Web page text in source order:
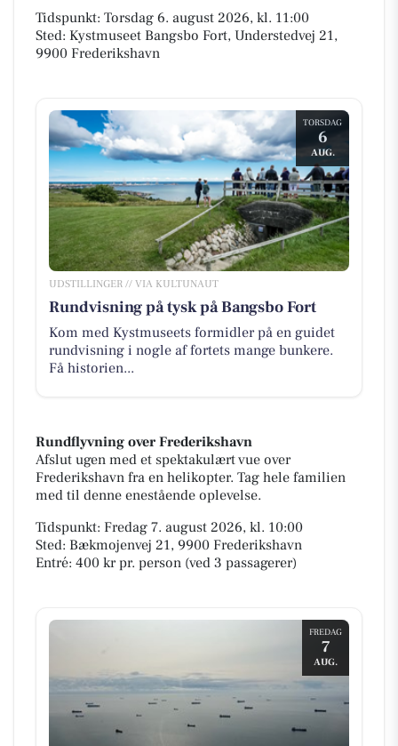
Tidspunkt: Torsdag 6. august 2026, kl. 11:00
Sted: Kystmuseet Bangsbo Fort, Understedvej 21,
9900 Frederikshavn
TORSDAG
6
AUG.
UDSTILLINGER // VIA KULTUNAUT
Rundvisning på tysk på Bangsbo Fort
Kom med Kystmuseets formidler på en guidet
rundvisning i nogle af fortets mange bunkere.
Få historien...
Rundflyvning over Frederikshavn
Afslut ugen med et spektakulært vue over
Frederikshavn fra en helikopter. Tag hele familien
med til denne enestående oplevelse.
Tidspunkt: Fredag 7. august 2026, kl. 10:00
Sted: Bækmojenvej 21, 9900 Frederikshavn
Entré: 400 kr pr. person (ved 3 passagerer)
FREDAG
7
AUG.